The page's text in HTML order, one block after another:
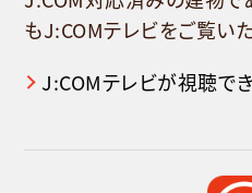
もJ:COMテレビをご覧いた
J:COMテレビが視聴で